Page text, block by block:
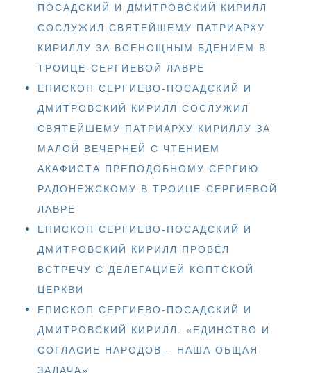
ПОСАДСКИЙ И ДМИТРОВСКИЙ КИРИЛЛ
СОСЛУЖИЛ СВЯТЕЙШЕМУ ПАТРИАРХУ
КИРИЛЛУ ЗА ВСЕНОЩНЫМ БДЕНИЕМ В
ТРОИЦЕ-СЕРГИЕВОЙ ЛАВРЕ
ЕПИСКОП СЕРГИЕВО-ПОСАДСКИЙ И
ДМИТРОВСКИЙ КИРИЛЛ СОСЛУЖИЛ
СВЯТЕЙШЕМУ ПАТРИАРХУ КИРИЛЛУ ЗА
МАЛОЙ ВЕЧЕРНЕЙ С ЧТЕНИЕМ
АКАФИСТА ПРЕПОДОБНОМУ СЕРГИЮ
РАДОНЕЖСКОМУ В ТРОИЦЕ-СЕРГИЕВОЙ
ЛАВРЕ
ЕПИСКОП СЕРГИЕВО-ПОСАДСКИЙ И
ДМИТРОВСКИЙ КИРИЛЛ ПРОВЁЛ
ВСТРЕЧУ С ДЕЛЕГАЦИЕЙ КОПТСКОЙ
ЦЕРКВИ
ЕПИСКОП СЕРГИЕВО-ПОСАДСКИЙ И
ДМИТРОВСКИЙ КИРИЛЛ: «ЕДИНСТВО И
СОГЛАСИЕ НАРОДОВ – НАША ОБЩАЯ
ЗАДАЧА»